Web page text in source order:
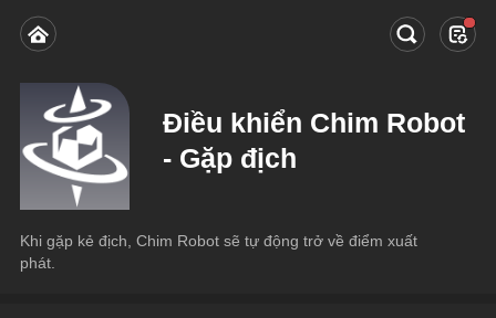
Điều khiển Chim Robot
- Gặp địch
Khi gặp kẻ địch, Chim Robot sẽ tự động trở về điểm xuất
phát.